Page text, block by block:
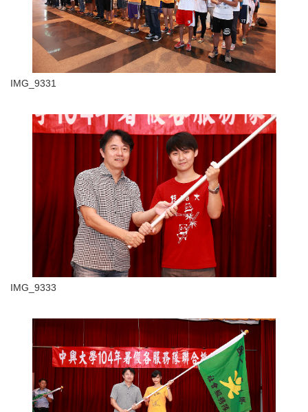
IMG_9331
IMG_9333